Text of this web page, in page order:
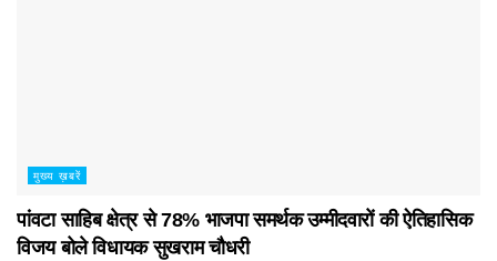
मुख्य ख़बरें
पांवटा साहिब क्षेत्र से 78% भाजपा समर्थक उम्मीदवारों की ऐतिहासिक
विजय बोले विधायक सुखराम चौधरी